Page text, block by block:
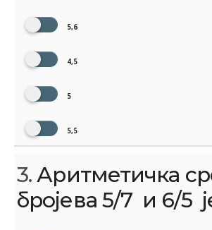
5,6
4,5
5
5,5
3.Аритметичка
бројева 5/7 ​ и 6/5